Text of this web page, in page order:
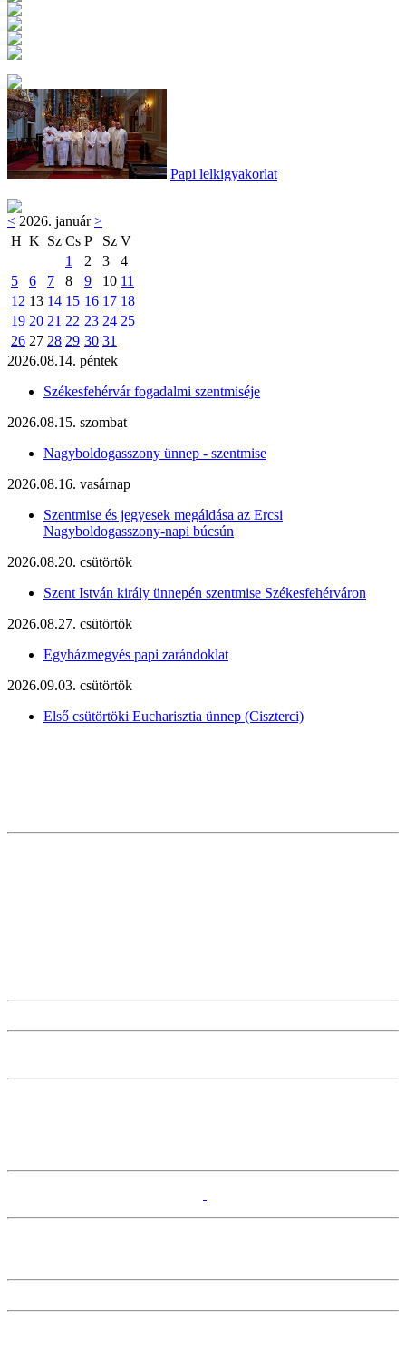
Papi lelkigyakorlat
< 2026. január>
H K Sz Cs P Sz V
1
2 3
4
5
6 7 8 9 10 11
12 13 14 15 16 17 18
19 20 21 22 23 24 25
26 27 28 29 30 31
2026.08.14. péntek
Székesfehérvár fogadalmi szentmiséje
2026.08.15. szombat
Nagyboldogasszony ünnep - szentmise
2026.08.16. vasárnap
Szentmise és jegyesek megáldása az Ercsi
Nagyboldogasszony-napi búcsún
2026.08.20. csütörtök
Szent István király ünnepén szentmise Székesfehérváron
2026.08.27. csütörtök
Egyházmegyés papi zarándoklat
2026.09.03. csütörtök
Első csütörtöki Eucharisztia ünnep (Ciszterci)